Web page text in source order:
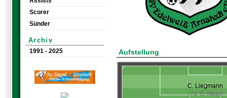
Scorer
Sünder
Archiv
1991 - 2025 Aufstellung
C. Liegmann
(73' S. Stein)